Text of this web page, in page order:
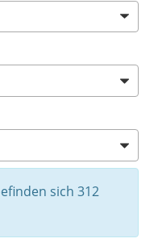
sich 312